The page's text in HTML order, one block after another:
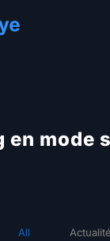
en mode
All